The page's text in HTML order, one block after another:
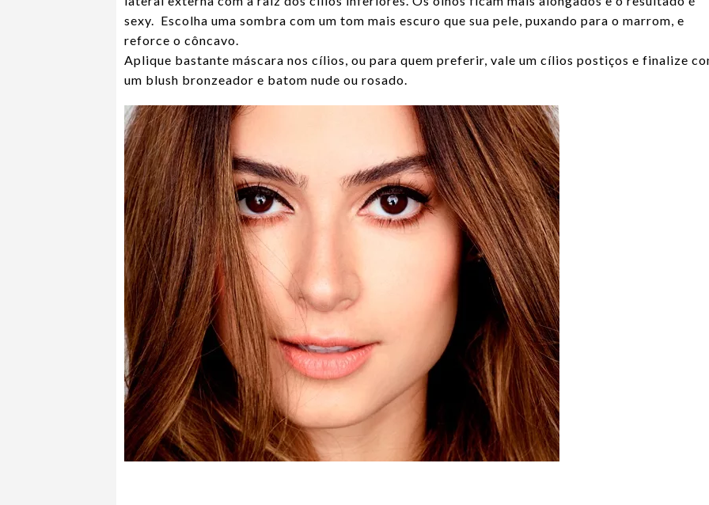
sexy. Escolha uma sombra com um tom mais escuro que sua pele, puxando para o marrom, e
reforce o côncavo.
Aplique bastante máscara nos cílios, ou para quem preferir, vale um cílios postiços e finalize
um blush bronzeador e batom nude ou rosado.